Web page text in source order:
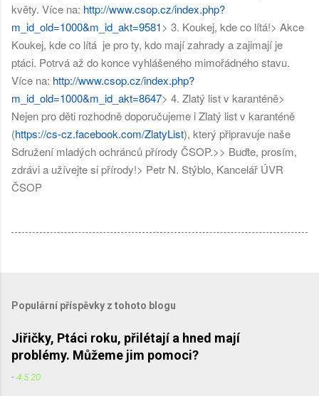
květy. Více na: http://www.csop.cz/index.php?
m_id_old=1000&m_id_akt=9581> 3. Koukej, kde co lítá!> Akce
Koukej, kde co lítá je pro ty, kdo mají zahrady a zajimají je
ptáci. Potrvá až do konce vyhlášeného mimořádného stavu.
Více na: http://www.csop.cz/index.php?
m_id_old=1000&m_id_akt=8647> 4. Zlatý list v karanténě>
Nejen pro děti rozhodně doporučujeme i Zlatý list v karanténě
(https://cs-cz.facebook.com/ZlatyList), který připravuje naše
Sdružení mladých ochránců přírody ČSOP.>> Buďte, prosím,
zdrávi a užívejte si přírody!> Petr N. Stýblo, Kancelář ÚVR
ČSOP
Populární příspěvky z tohoto blogu
Jiřičky, Ptáci roku, přilétají a hned mají
problémy. Můžeme jim pomoci?
-4.5.20